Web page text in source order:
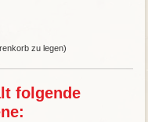
zu legen)
folgende